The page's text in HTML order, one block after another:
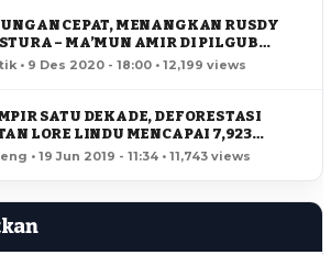
CEPAT, MENANGKAN RUSDY
– MA’MUN AMIR DI PILGUB
• 9 Des 2020 - 18:00 • 12,199 views
SATU DEKADE, DEFORESTASI
LORE LINDU MENCAPAI 7,923
• 19 Jun 2019 - 11:34 • 11,743 views